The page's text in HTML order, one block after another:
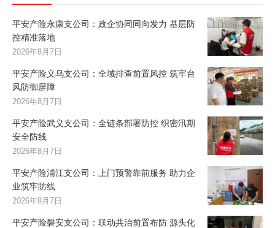
平安产险永康支公司：政企协同同向发力 基层防
控精准落地
2026年8月7日
平安产险义乌支公司：全域排查前置风控 筑牢台
风防御屏障
2026年8月7日
平安产险武义支公司：全链条部署防控 织密汛期
安全防线
2026年8月7日
平安产险浦江支公司：上门预警靠前服务 助力企
业筑牢防线
2026年8月7日
平安产险磐安支公司：联动共治前置布防 源头化